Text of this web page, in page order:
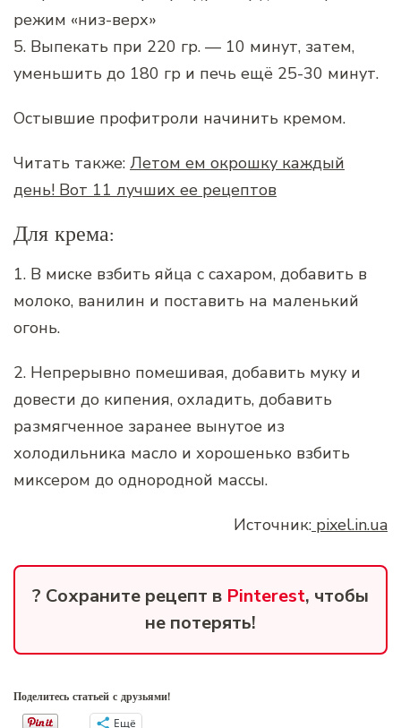
режим «низ-верх»
5. Выпекать при 220 гр. — 10 минут, затем,
уменьшить до 180 гр и печь ещё 25-30 минут.
Остывшие профитроли начинить кремом.
Читать также: Летом ем окрошку каждый
день! Вот 11 лучших ее рецептов
Для крема:
1. В миске взбить яйца с сахаром, добавить в
молоко, ванилин и поставить на маленький
огонь.
2. Непрерывно помешивая, добавить муку и
довести до кипения, охладить, добавить
размягченное заранее вынутое из
холодильника масло и хорошенько взбить
миксером до однородной массы.
Источник: pixel.in.ua
? Сохраните рецепт в Pinterest, чтобы
не потерять!
Поделитесь статьей с друзьями!
Ещё